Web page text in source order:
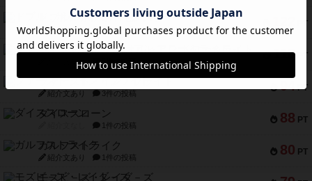
PT
ドブル：ポケットモンスター
紹介文あり 4件の投稿
118 PT
ジャンヌ・ダルク-オルレアン ドロー＆ライト
紹介文なし 5件の投稿
94 PT
ファースト・イン・フライト
紹介文あり 3件の投稿
88 PT
ダイススローン
1件の投稿
80 PT
ガルフストライク
紹介文あり 1件の投稿
モズビ－ズ・レイダ－ズ